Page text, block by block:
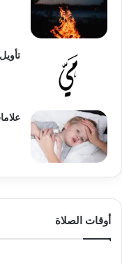
أوقات الصلاة